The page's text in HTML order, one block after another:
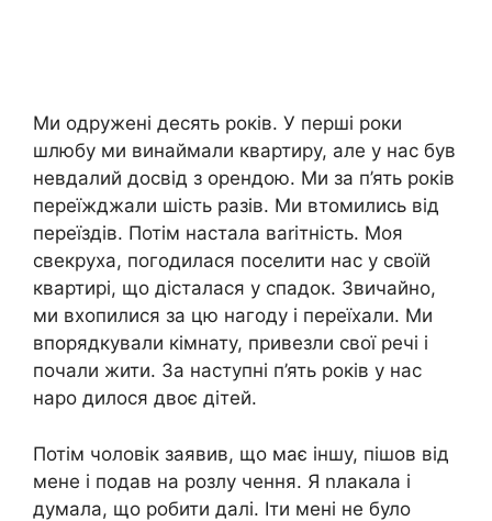
Ми одружені десять років. У перші роки
шлюбу ми винаймали квартиру, але у нас був
невдалий досвід з орендою. Ми за п’ять років
переїжджали шість разів. Ми втомились від
переїздів. Потім настала ваrітність. Моя
свекруха, погодилася поселити нас у своїй
квартирі, що дісталася у спадок. Звичайно,
ми вхопилися за цю нагоду і переїхали. Ми
впорядкували кімнату, привезли свої речі і
почали жити. За наступні п’ять років у нас
наро дилося двоє дітей.
Потім чоловік заявив, що має іншу, пішов від
мене і подав на розлу чення. Я nлакала і
думала, що робити далі. Іти мені не було